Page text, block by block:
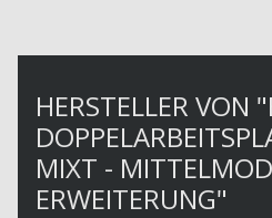
HERSTELLER VON
MIXT -
ERWEITERUNG"